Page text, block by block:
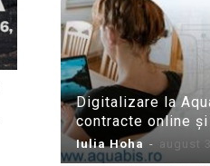
Digitalizare la
contracte online și
Iulia Hoha - august